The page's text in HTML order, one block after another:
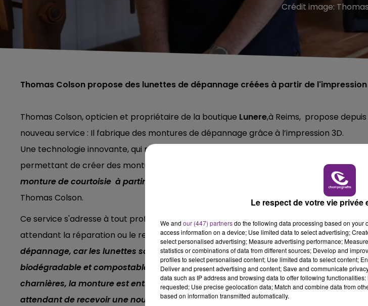
10h00 - 14h00
LE TICKET DE CAISSE
14h00 - 15h00
LA RADIO POP
Crédit image:
Thomas Colson propose des lunettes de dépannage créées à partir de l'impression
Thomas Colson, opticien et propriétaire de la boutique Lunere,à Reims, propose
nouveau service : Il fabrique des montures de dépannage grâce à l’impression 3D.
Une technologie innovante, qui repose sur une application développée par la société
permettant de créer des montures sur mesure.«
Si vos lunettes sont cassées, je
monture de courtoisie à partir de vos verres en seulement 15 minutes grâce à
Thomas Colson.
Ce service s'adresse à tout profil adultes et enfants , toutefois, cela reste
une solution
attendant la réparation ou le remplacement de vos lunettes cassées. "C'est vraiment
dépannage, car les lunettes sont faites de polymère d'amidon de maïs,un
biodégradable et compostable qui a tendance à se déformer sous l'effet de la
charnières, la monture est entièrement biodégradable. L'objectif est de répondre à
attendant de recevoir une nouvelle paire de lunettes." précise Thomas Colson .
Le respect de votre vie privée
We and our (447) partnersdo the following data processing based on your
access information on a device; Use limited data to select advertising;
select personalised advertising; Measure advertising performance;
statistics or combinations of data from different sources; Develop and
profiles to select personalised content; Use limited data to select content;
Deliver and present advertising and content; Save and communicate
data such as IP address and browsing data to offer following
requested; Use precise geolocation data; Match and combine data from
based on information transmitted automatically.